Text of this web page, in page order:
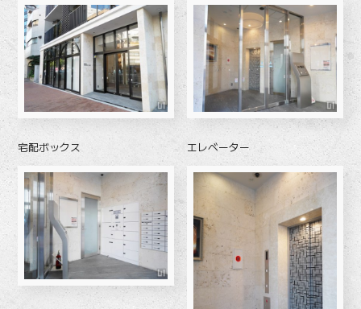
宅配ボックス エレベーター